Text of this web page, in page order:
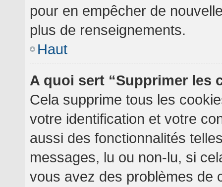
pour en empêcher de
plus de renseignements.
Haut
A quoi sert “Supprimer les
Cela supprime tous les
votre identification et votre
aussi des fonctionnalités
messages, lu ou non-lu, si
vous avez des problèmes de